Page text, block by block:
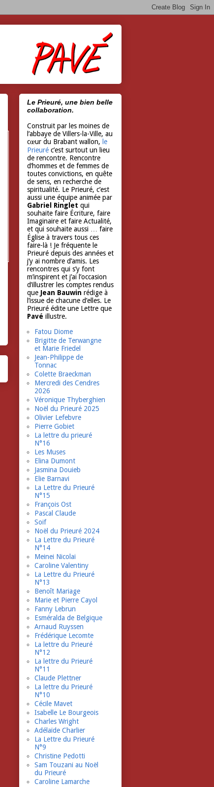
Le Prieuré, une bien belle
collaboration.
Construit par les moines de
l’abbaye de Villers-la-Ville, au
cœur du Brabant wallon, le
Prieuré c’est surtout un lieu
de rencontre. Rencontre
d’hommes et de femmes de
toutes convictions, en quête
de sens, en recherche de
spiritualité. Le Prieuré, c’est
aussi une équipe animée par
Gabriel Ringlet qui
souhaite faire Écriture, faire
Imaginaire et faire Actualité,
et qui souhaite aussi … faire
Église à travers tous ces
faire-là ! Je fréquente le
Prieuré depuis des années et
j’y ai nombre d’amis. Les
rencontres qui s’y font
m’inspirent et j’ai l’occasion
d’illustrer les comptes rendus
que Jean Bauwin rédige à
l’issue de chacune d’elles. Le
Prieuré édite une Lettre que
Pavé illustre.
Fatou Diome
Brigitte de Terwangne
et Marie Friedel
Jean-Philippe de
Tonnac
Colette Braeckman
Mercredi des Cendres
2026
Véronique Thyberghien
Noël du Prieuré 2025
Olivier Lefebvre
Pierre Gobiet
La lettre du prieuré
N°16
Les Muses
Elina Dumont
Jasmina Douieb
Elie Barnavi
La Lettre du Prieuré
N°15
François Ost
Pascal Claude
Soif
Noël du Prieuré 2024
La Lettre du Prieuré
N°14
Meinei Nicolai
Caroline Valentiny
La Lettre du Prieuré
N°13
Benoît Mariage
Marie et Pierre Cayol
Fanny Lebrun
Esméralda de Belgique
Arnaud Ruyssen
Frédérique Lecomte
La lettre du Prieuré
N°12
La lettre du Prieuré
N°11
Claude Plettner
La lettre du Prieuré
N°10
Cécile Mavet
Isabelle Le Bourgeois
Charles Wright
Adélaïde Charlier
La Lettre du Prieuré
N°9
Christine Pedotti
Sam Touzani au Noël
du Prieuré
Caroline Lamarche